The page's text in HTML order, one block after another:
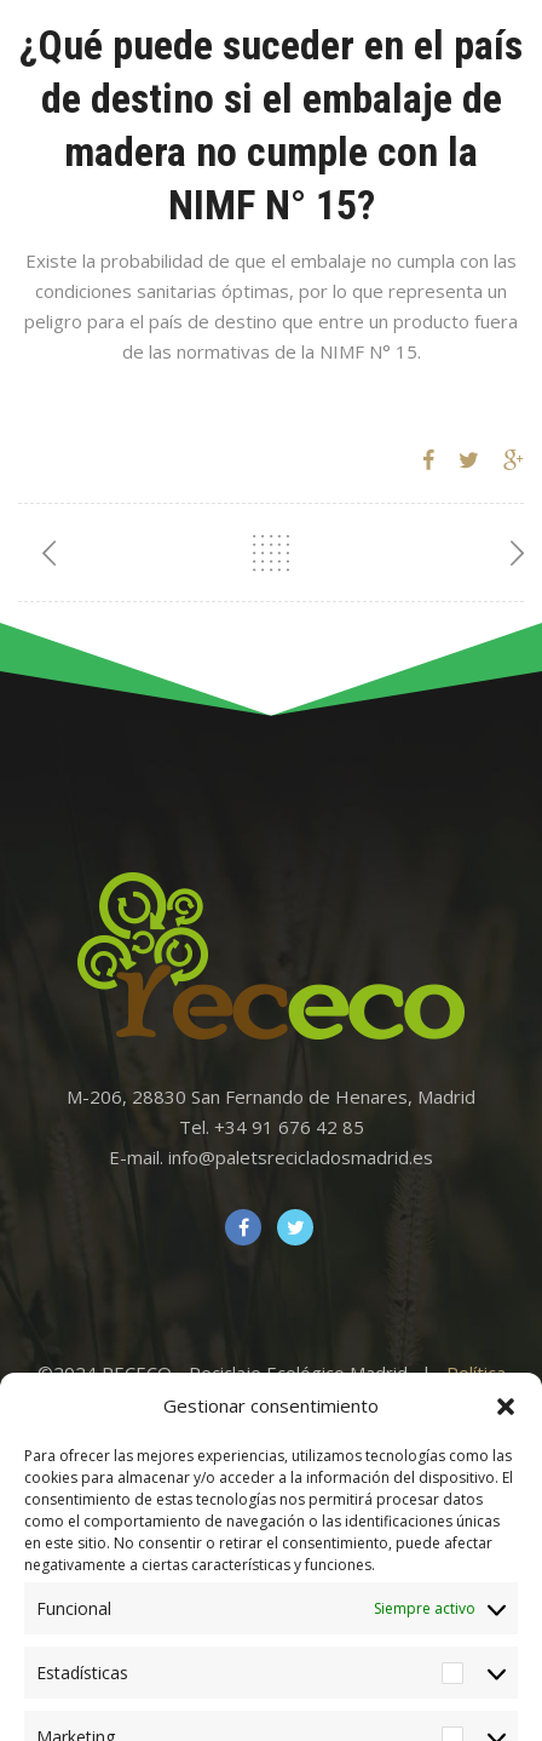
Gestionar consentimiento
Para ofrecer las mejores experiencias, utilizamos tecnologías como las
cookies para almacenar y/o acceder a la información del dispositivo. El
consentimiento de estas tecnologías nos permitirá procesar datos
como el comportamiento de navegación o las identificaciones únicas
en este sitio. No consentir o retirar el consentimiento, puede afectar
negativamente a ciertas características y funciones.
Funcional Siempre activo
Estadísticas
¿Qué puede suceder en el país
de destino si el embalaje de
madera no cumple con la
NIMF N° 15?
Existe la probabilidad de que el embalaje no cumpla con las
condiciones sanitarias óptimas, por lo que representa un
peligro para el país de destino que entre un producto fuera
de las normativas de la NIMF N° 15.
M-206, 28830 San Fernando de Henares, Madrid
Tel. +34 91 676 42 85
E-mail. info@paletsrecicladosmadrid.es
©2024 RECECO - Reciclaje Ecológico Madrid. |Política
|Aviso Legal|Política de Cookies |
Cafe Delivery